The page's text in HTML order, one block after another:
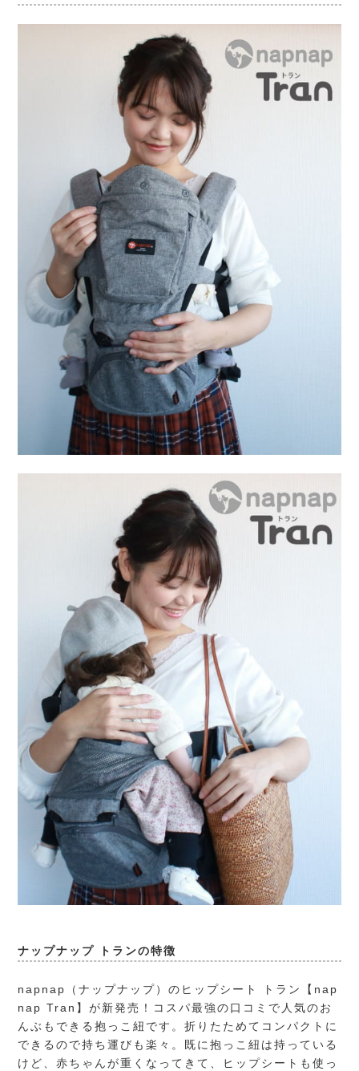
ナップナップ トランの特徴
napnap（ナップナップ）のヒップシート トラン【nap
nap Tran】が新発売！コスパ最強の口コミで人気のお
んぶもできる抱っこ紐です。折りたためてコンパクトに
できるので持ち運びも楽々。既に抱っこ紐は持っている
けど、赤ちゃんが重くなってきて、ヒップシートも使っ